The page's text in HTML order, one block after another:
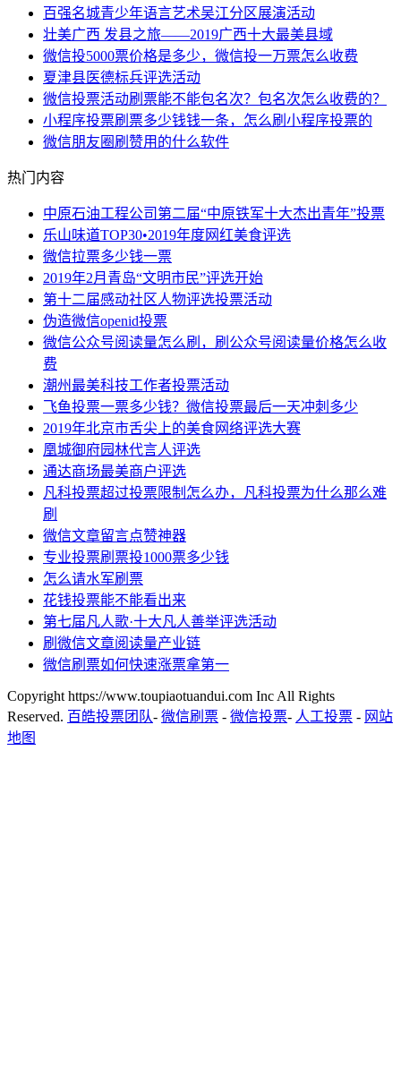
百强名城青少年语言艺术吴江分区展演活动
壮美广西 发县之旅——2019广西十大最美县域
微信投5000票价格是多少，微信投一万票怎么收费
夏津县医德标兵评选活动
微信投票活动刷票能不能包名次？包名次怎么收费的？
小程序投票刷票多少钱钱一条，怎么刷小程序投票的
微信朋友圈刷赞用的什么软件
热门内容
中原石油工程公司第二届“中原铁军十大杰出青年”投票
乐山味道TOP30•2019年度网红美食评选
微信拉票多少钱一票
2019年2月青岛“文明市民”评选开始
第十二届感动社区人物评选投票活动
伪造微信openid投票
微信公众号阅读量怎么刷，刷公众号阅读量价格怎么收
费
潮州最美科技工作者投票活动
飞鱼投票一票多少钱？微信投票最后一天冲刺多少
2019年北京市舌尖上的美食网络评选大赛
凰城御府园林代言人评选
通达商场最美商户评选
凡科投票超过投票限制怎么办，凡科投票为什么那么难
刷
微信文章留言点赞神器
专业投票刷票投1000票多少钱
怎么请水军刷票
花钱投票能不能看出来
第七届凡人歌·十大凡人善举评选活动
刷微信文章阅读量产业链
微信刷票如何快速涨票拿第一
Copyright https://www.toupiaotuandui.com Inc All Rights
Reserved. 百皓投票团队- 微信刷票 - 微信投票- 人工投票 - 网站
地图